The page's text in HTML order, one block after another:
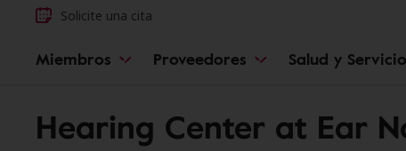
Solicite una cita
Miembros Proveedores Salud y
Hearing Center at Ear